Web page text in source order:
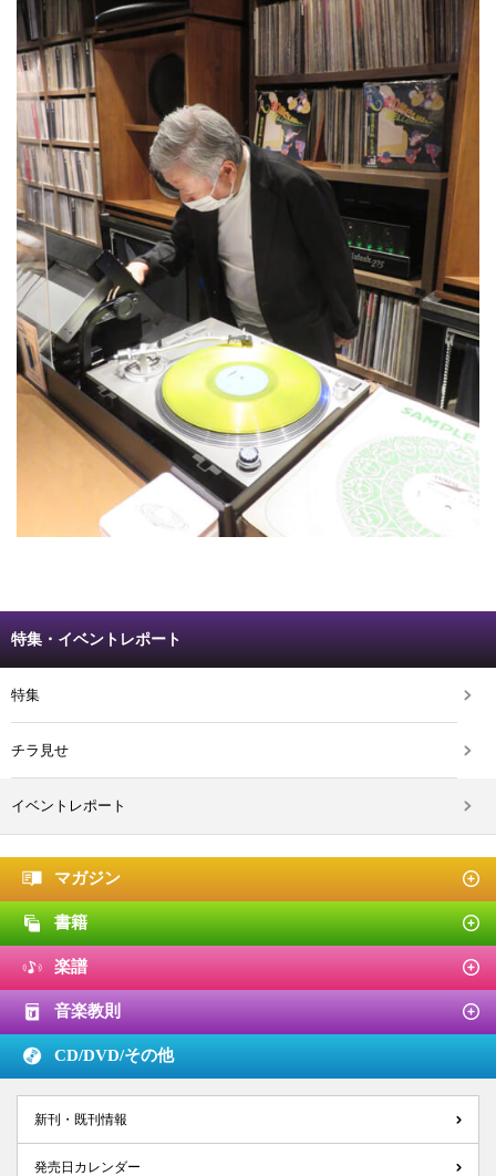
特集・イベントレポート
特集
チラ見せ
イベントレポート
マガジン
書籍
楽譜
音楽教則
CD/DVD/その他
新刊・既刊情報
発売日カレンダー